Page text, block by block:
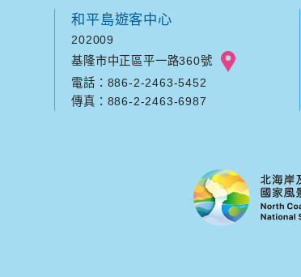
和平島遊客中心
202009
基隆市中正區平一路360號
電話：886-2-2463-5452
傳真：886-2-2463-6987